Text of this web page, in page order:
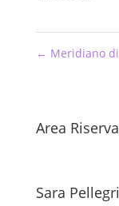
← Meridiano
Area
Sara